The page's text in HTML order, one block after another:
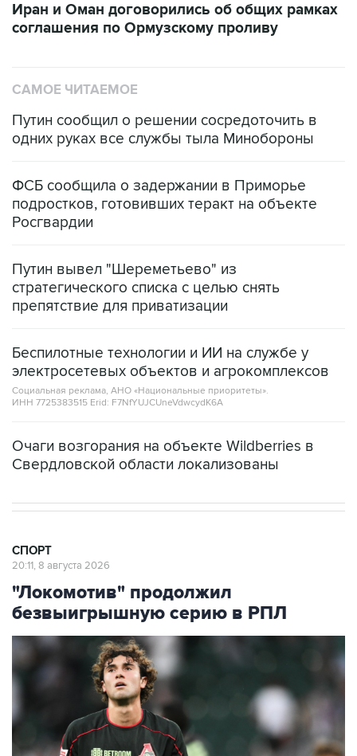
Иран и Оман договорились об общих рамках
соглашения по Ормузскому проливу
САМОЕ ЧИТАЕМОЕ
Путин сообщил о решении сосредоточить в
одних руках все службы тыла Минобороны
ФСБ сообщила о задержании в Приморье
подростков, готовивших теракт на объекте
Росгвардии
Путин вывел "Шереметьево" из
стратегического списка с целью снять
препятствие для приватизации
Беспилотные технологии и ИИ на службе у
электросетевых объектов и агрокомплексов
Социальная реклама, АНО «Национальные приоритеты».
ИНН 7725383515 Erid: F7NfYUJCUneVdwcydK6A
Очаги возгорания на объекте Wildberries в
Свердловской области локализованы
СПОРТ
20:11, 8 августа 2026
"Локомотив" продолжил
безвыигрышную серию в РПЛ